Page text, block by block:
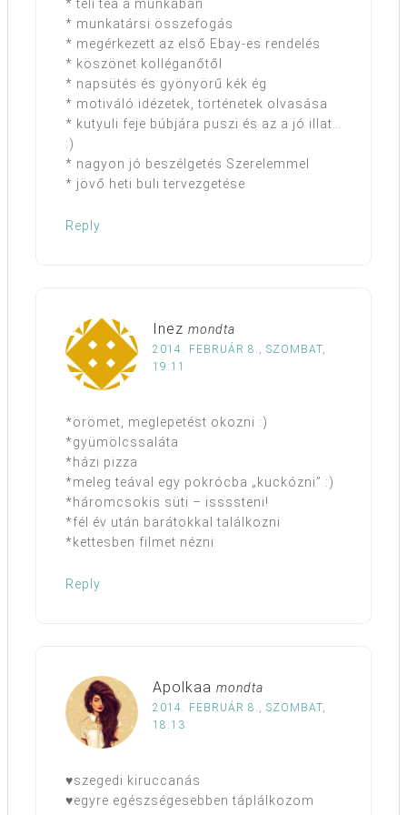
* téli tea a munkában
* munkatársi összefogás
* megérkezett az első Ebay-es rendelés
* köszönet kolléganőtől
* napsütés és gyönyörű kék ég
* motiváló idézetek, történetek olvasása
* kutyuli feje búbjára puszi és az a jó illat…
:)
* nagyon jó beszélgetés Szerelemmel
* jövő heti buli tervezgetése
Reply
Inez mondta
2014. FEBRUÁR 8., SZOMBAT,
19:11
*örömet, meglepetést okozni :)
*gyümölcssaláta
*házi pizza
*meleg teával egy pokrócba „kuckózni” :)
*háromcsokis süti – issssteni!
*fél év után barátokkal találkozni
*kettesben filmet nézni
Reply
Apolkaa mondta
2014. FEBRUÁR 8., SZOMBAT,
18:13
♥szegedi kiruccanás
♥egyre egészségesebben táplálkozom